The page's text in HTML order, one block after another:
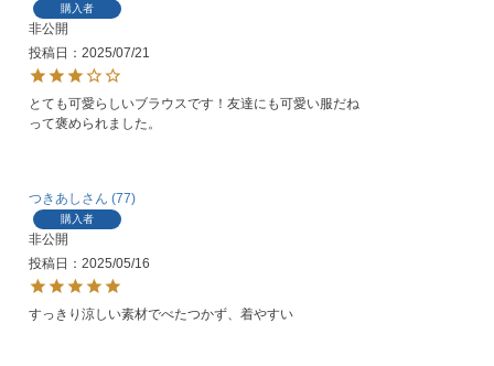
購入者
非公開
投稿日
2025/07/21
とても可愛らしいブラウスです！友達にも可愛い服だね
って褒められました。
つきあし 77
購入者
非公開
投稿日
2025/05/16
すっきり涼しい素材でべたつかず、着やすい